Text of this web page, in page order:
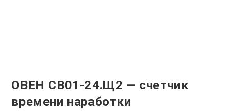
ОВЕН СВ01-24.Щ2 — счетчик
времени наработки